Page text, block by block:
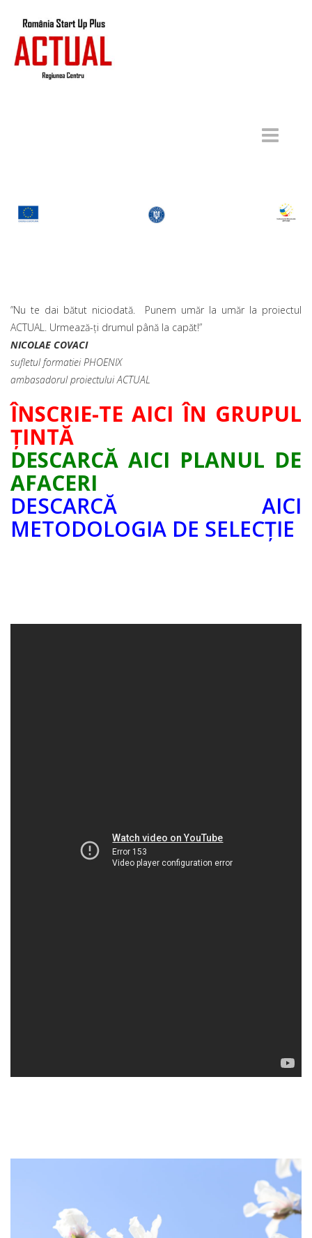
”Nu te dai bătut niciodată. Punem umăr la umăr la proiectul
ACTUAL. Urmează-ți drumul până la capăt!”
NICOLAE COVACI
sufletul formatiei PHOENIX
ambasadorul proiectului ACTUAL
ÎNSCRIE-TE AICI ÎN GRUPUL
ȚINTĂ
DESCARCĂ AICI PLANUL DE
AFACERI
DESCARCĂ AICI
METODOLOGIA DE SELECȚIE